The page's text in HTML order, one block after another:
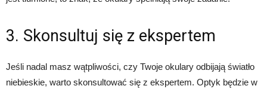
3. Skonsultuj się z ekspertem
Jeśli nadal masz wątpliwości, czy Twoje okulary odbijają światło
niebieskie, warto skonsultować się z ekspertem. Optyk będzie w